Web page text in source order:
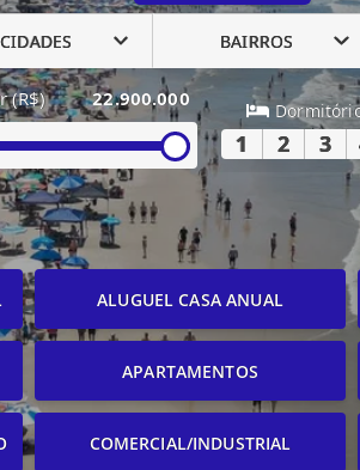
CIDADES BAIRROS
(R$) 22.900.000
1 2 3
ALUGUEL CASA ANUAL
APARTAMENTOS
COMERCIAL/INDUSTRIAL